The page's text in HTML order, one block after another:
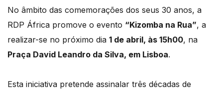
No âmbito das comemorações dos seus 30 anos, a
RDP África promove o evento “Kizomba na Rua”, a
realizar-se no próximo dia 1 de abril, às 15h00, na
Praça David Leandro da Silva, em Lisboa.
Esta iniciativa pretende assinalar três décadas de